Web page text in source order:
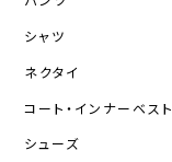
シャツ
ネクタイ
コート・インナーベスト
シューズ